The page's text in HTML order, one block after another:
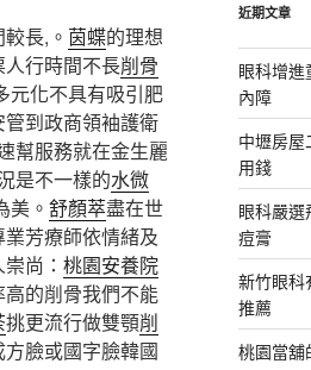
長,。 茵蝶的理想
行時間不長削骨
元化不具有吸引肥
到政商領袖護衛
幫服務就在金生麗
是不一樣的水微
美。 舒顏萃盡在世
芳療師依情緒及
尚： 桃園安養院
的削骨我們不能
挑更流行做雙顎削
臉或國字臉韓國
字:
近期文章
眼科增進
內障
中壢房
用錢
眼科嚴選
痘膏
新竹眼科
推薦
桃園當舖